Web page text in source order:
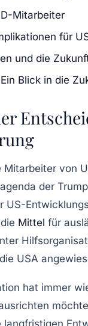
Mitarbeiter
für
und die
Blick in die
Mitarbeiter von
der
US-
Mittel für
USA
hat immer